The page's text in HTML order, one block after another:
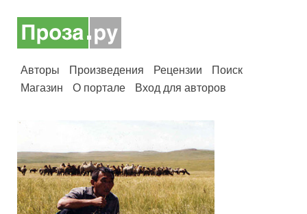
Авторы Произведения Рецензии
Поиск
Магазин
О портале Вход для авторов